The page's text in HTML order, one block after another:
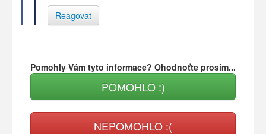
Reagovat
Pomohly Vám tyto informace? Ohodnoťte prosím...
POMOHLO :)
NEPOMOHLO :(